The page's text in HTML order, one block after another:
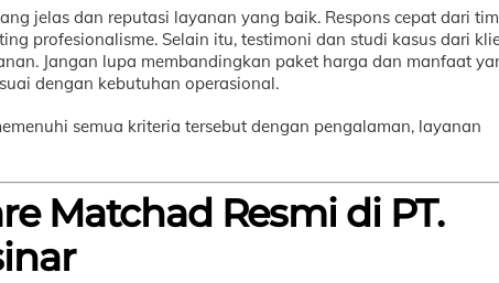
jelas dan reputasi layanan yang baik. Respons cepat dari tim
profesionalisme. Selain itu, testimoni dan studi kasus dari
Jangan lupa membandingkan paket harga dan manfaat
dengan kebutuhan operasional.
semua kriteria tersebut dengan pengalaman, layanan
Matchad Resmi di PT.